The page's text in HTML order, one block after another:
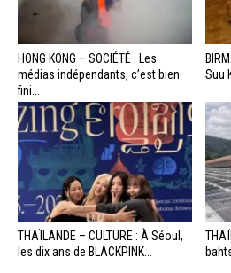
HONG KONG – SOCIÉTÉ : Les
médias indépendants, c’est bien
fini...
Suu
THAÏLANDE – CULTURE : À Séoul,
les dix ans de BLACKPINK...